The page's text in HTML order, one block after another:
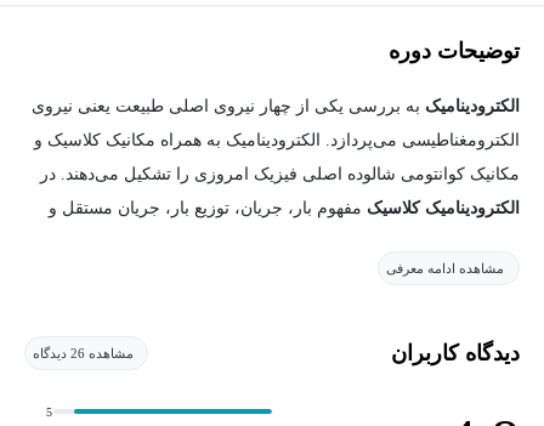
توضیحات دوره
الکترودینامیک به بررسی یکی از چهار نیروی اصلی طبیعت یعنی نیروی
الکترومغناطیسی می‌پردازد. الکترودینامیک به همراه مکانیک کلاسیک و
مکانیک کوانتومی شالوده اصلی فیزیک امروزی را تشکیل می‌دهند. در
الکترودینامیک کلاسیک مفهوم بار، جریان، توزیع بار، جریان مستقل و
پتانسیل الکتریکی و پتانسیل برداری به تفصیل بررسی می‌شوند و
فیزیکی آن‌ها در الکترودینامیک مورد توجه قرار می‌گیرند.
با وارد کردن نسبیت خاص انیشتین، وحدت دو بخش الکتریسیته و
مشاهده ادامه معرفی
دیدگاه کاربران مشاهده 26 دیدگاه
5